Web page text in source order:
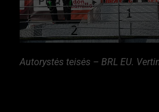
Autorystės teisės – BRL EU.